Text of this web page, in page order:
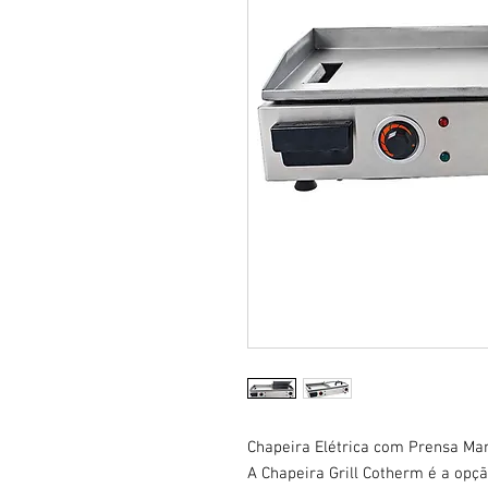
Chapeira Elétrica com Prensa
A Chapeira Grill Cotherm é a